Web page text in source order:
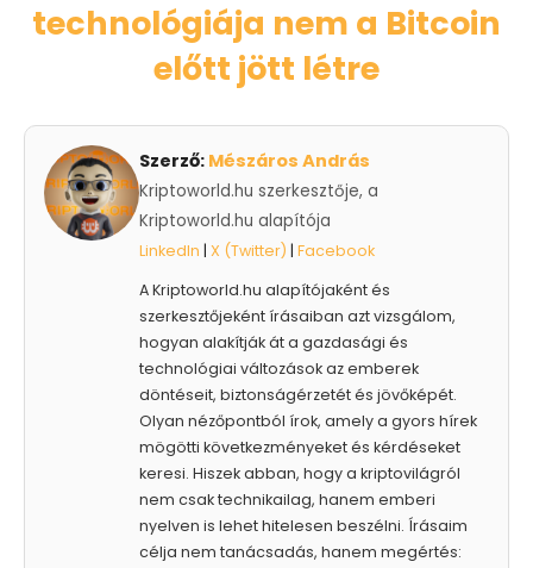
technológiája nem a Bitcoin
előtt jött létre
Szerző: Mészáros András
Kriptoworld.hu szerkesztője, a
Kriptoworld.hu alapítója
LinkedIn | X (Twitter) | Facebook
A Kriptoworld.hu alapítójaként és
szerkesztőjeként írásaiban azt vizsgálom,
hogyan alakítják át a gazdasági és
technológiai változások az emberek
döntéseit, biztonságérzetét és jövőképét.
Olyan nézőpontból írok, amely a gyors hírek
mögötti következményeket és kérdéseket
keresi. Hiszek abban, hogy a kriptovilágról
nem csak technikailag, hanem emberi
nyelven is lehet hitelesen beszélni. Írásaim
célja nem tanácsadás, hanem megértés: